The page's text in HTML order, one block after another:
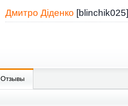
Дмитро Діденко [blinchik025]
Отзывы